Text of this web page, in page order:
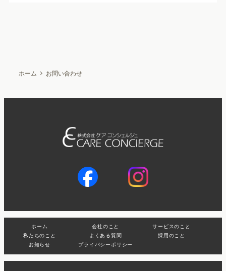
ホーム お問い合わせ
ホーム 会社のこと
サービスのこと
私たちのこと
よくある質問
採用のこと
お知らせ
プライバシーポリシー